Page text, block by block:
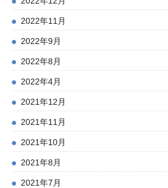
2022年11月
2022年9月
2022年8月
2022年4月
2021年12月
2021年11月
2021年10月
2021年8月
2021年7月